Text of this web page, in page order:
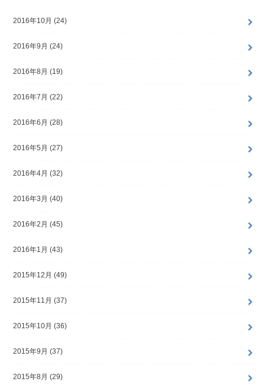
2016年10月 (24)
2016年9月 (24)
2016年8月 (19)
2016年7月 (22)
2016年6月 (28)
2016年5月 (27)
2016年4月 (32)
2016年3月 (40)
2016年2月 (45)
2016年1月 (43)
2015年12月 (49)
2015年11月 (37)
2015年10月 (36)
2015年9月 (37)
2015年8月 (29)